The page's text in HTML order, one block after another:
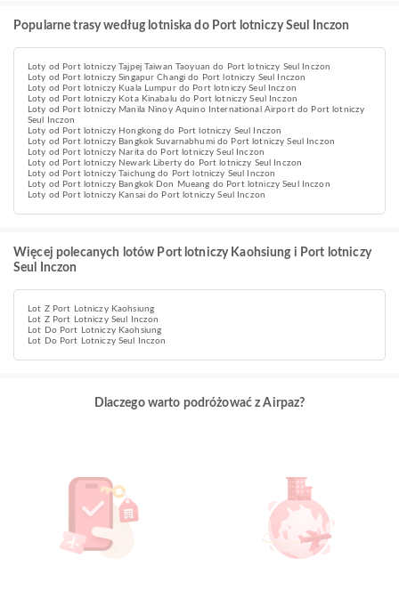
Popularne trasy według lotniska do Port lotniczy Seul Inczon
Loty od Port lotniczy Tajpej Taiwan Taoyuan do Port lotniczy Seul Inczon
Loty od Port lotniczy Singapur Changi do Port lotniczy Seul Inczon
Loty od Port lotniczy Kuala Lumpur do Port lotniczy Seul Inczon
Loty od Port lotniczy Kota Kinabalu do Port lotniczy Seul Inczon
Loty od Port lotniczy Manila Ninoy Aquino International Airport do Port lotniczy
Seul Inczon
Loty od Port lotniczy Hongkong do Port lotniczy Seul Inczon
Loty od Port lotniczy Bangkok Suvarnabhumi do Port lotniczy Seul Inczon
Loty od Port lotniczy Narita do Port lotniczy Seul Inczon
Loty od Port lotniczy Newark Liberty do Port lotniczy Seul Inczon
Loty od Port lotniczy Taichung do Port lotniczy Seul Inczon
Loty od Port lotniczy Bangkok Don Mueang do Port lotniczy Seul Inczon
Loty od Port lotniczy Kansai do Port lotniczy Seul Inczon
Więcej polecanych lotów Port lotniczy Kaohsiung i Port lotniczy
Seul Inczon
Lot Z Port Lotniczy Kaohsiung
Lot Z Port Lotniczy Seul Inczon
Lot Do Port Lotniczy Kaohsiung
Lot Do Port Lotniczy Seul Inczon
Dlaczego warto podróżować z Airpaz?